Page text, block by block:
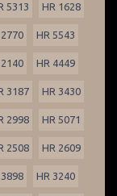
5313 HR 1628
HR 5543
HR 4449
3187 HR 3430
2998 HR 5071
2508 HR 2609
HR 3240